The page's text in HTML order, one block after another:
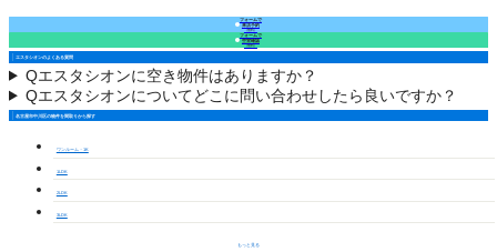
フォームで
来店予約
（無料）
フォームで
空室確認
（無料）
エスタシオンのよくある質問
Qエスタシオンに空き物件はありますか？
Qエスタシオンについてどこに問い合わせしたら良いですか？
名古屋市中川区の物件を間取りから探す
ワンルーム・1K
1LDK
2LDK
3LDK
もっと見る